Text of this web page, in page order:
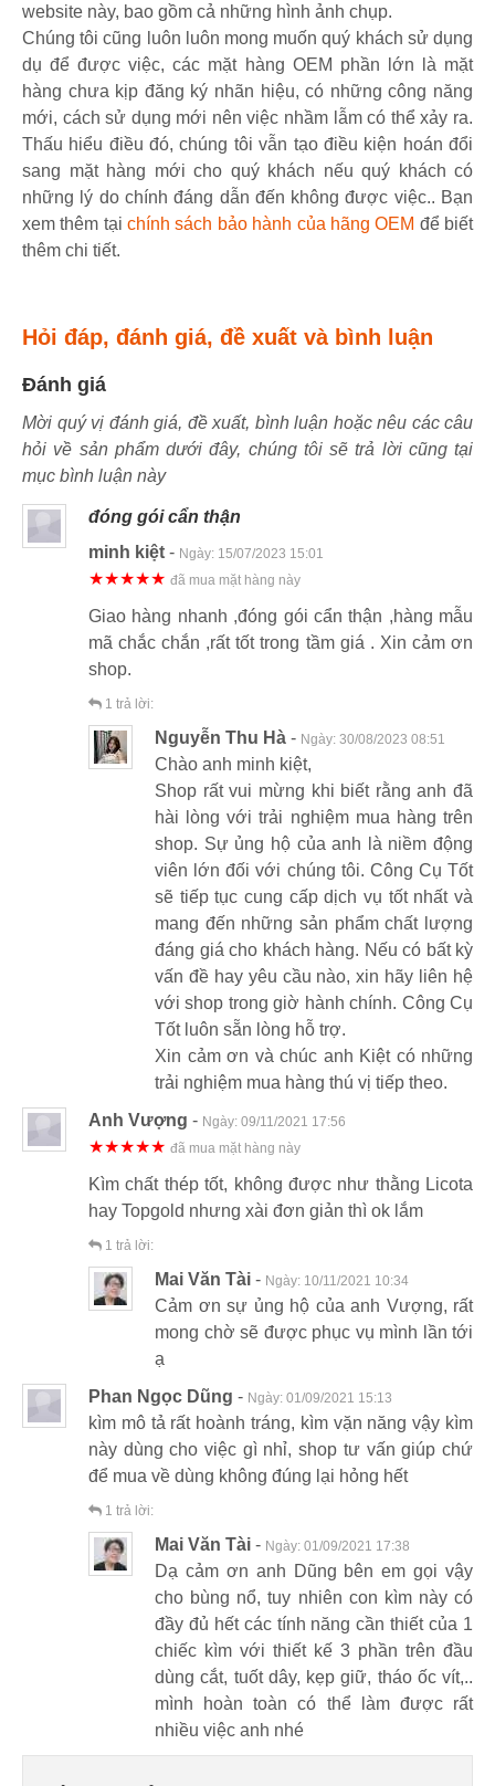
website này, bao gồm cả những hình ảnh chụp.
Chúng tôi cũng luôn luôn mong muốn quý khách sử dụng
dụ để được việc, các mặt hàng OEM phần lớn là mặt
hàng chưa kịp đăng ký nhãn hiệu, có những công năng
mới, cách sử dụng mới nên việc nhầm lẫm có thể xảy ra.
Thấu hiểu điều đó, chúng tôi vẫn tạo điều kiện hoán đổi
sang mặt hàng mới cho quý khách nếu quý khách có
những lý do chính đáng dẫn đến không được việc.. Bạn
xem thêm tạichính sách bảo hành của hãng OEM để biết
thêm chi tiết.
Hỏi đáp, đánh giá, đề xuất và bình luận
Đánh giá
Mời quý vị đánh giá, đề xuất, bình luận hoặc nêu các câu
hỏi về sản phẩm dưới đây, chúng tôi sẽ trả lời cũng tại
mục bình luận này
đóng gói cẩn thận
minh kiệt - Ngày: 15/07/2023 15:01
★★★★★ đã mua mặt hàng này
Giao hàng nhanh ,đóng gói cẩn thận ,hàng mẫu
mã chắc chắn ,rất tốt trong tầm giá . Xin cảm ơn
shop.
1 trả lời:
Nguyễn Thu Hà - Ngày: 30/08/2023 08:51
Chào anh minh kiệt,
Shop rất vui mừng khi biết rằng anh đã
hài lòng với trải nghiệm mua hàng trên
shop. Sự ủng hộ của anh là niềm động
viên lớn đối với chúng tôi. Công Cụ Tốt
sẽ tiếp tục cung cấp dịch vụ tốt nhất và
mang đến những sản phẩm chất lượng
đáng giá cho khách hàng. Nếu có bất kỳ
vấn đề hay yêu cầu nào, xin hãy liên hệ
với shop trong giờ hành chính. Công Cụ
Tốt luôn sẵn lòng hỗ trợ.
Xin cảm ơn và chúc anh Kiệt có những
trải nghiệm mua hàng thú vị tiếp theo.
Anh Vượng - Ngày: 09/11/2021 17:56
★★★★★ đã mua mặt hàng này
Kìm chất thép tốt, không được như thằng Licota
hay Topgold nhưng xài đơn giản thì ok lắm
1 trả lời:
Mai Văn Tài - Ngày: 10/11/2021 10:34
Cảm ơn sự ủng hộ của anh Vượng, rất
mong chờ sẽ được phục vụ mình lần tới
ạ
Phan Ngọc Dũng - Ngày: 01/09/2021 15:13
kìm mô tả rất hoành tráng, kìm vặn năng vậy kìm
này dùng cho việc gì nhỉ, shop tư vấn giúp chứ
để mua về dùng không đúng lại hỏng hết
1 trả lời:
Mai Văn Tài - Ngày: 01/09/2021 17:38
Dạ cảm ơn anh Dũng bên em gọi vậy
cho bùng nổ, tuy nhiên con kìm này có
đầy đủ hết các tính năng cần thiết của 1
chiếc kìm với thiết kế 3 phần trên đầu
dùng cắt, tuốt dây, kẹp giữ, tháo ốc vít,..
mình hoàn toàn có thể làm được rất
nhiều việc anh nhé